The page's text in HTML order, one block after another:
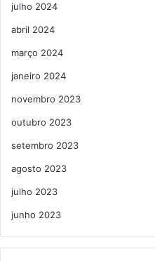
julho 2024
abril 2024
março 2024
janeiro 2024
novembro 2023
outubro 2023
setembro 2023
agosto 2023
julho 2023
junho 2023